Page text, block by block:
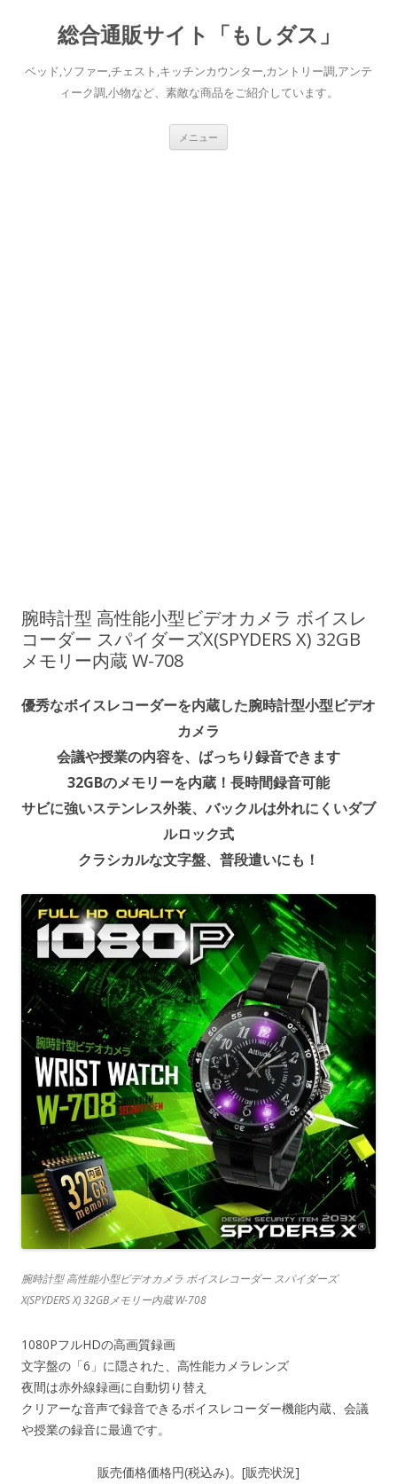
総合通販サイト「もしダス」
ベッド,ソファー,チェスト,キッチンカウンター,カントリー調,アンテ
ィーク調,小物など、素敵な商品をご紹介しています。
メニュー
腕時計型 高性能小型ビデオカメラ ボイスレ
コーダー スパイダーズX(SPYDERS X) 32GB
メモリー内蔵 W-708
優秀なボイスレコーダーを内蔵した腕時計型小型ビデオ
カメラ
会議や授業の内容を、ばっちり録音できます
32GBのメモリーを内蔵！長時間録音可能
サビに強いステンレス外装、バックルは外れにくいダブ
ルロック式
クラシカルな文字盤、普段遣いにも！
腕時計型 高性能小型ビデオカメラ ボイスレコーダー スパイダーズ
X(SPYDERS X) 32GBメモリー内蔵 W-708
1080PフルHDの高画質録画
文字盤の「6」に隠された、高性能カメラレンズ
夜間は赤外線録画に自動切り替え
クリアーな音声で録音できるボイスレコーダー機能内蔵、会議
や授業の録音に最適です。
販売価格価格円(税込み)。[販売状況]